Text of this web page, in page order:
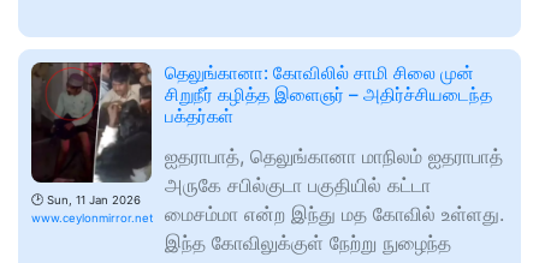
🕑 Sun, 11 Jan 2026
www.ceylonmirror.net
தெலுங்கானா: கோவிலில் சாமி சிலை முன்
சிறுநீர் கழித்த இளைஞர் – அதிர்ச்சியடைந்த
பக்தர்கள்
ஐதராபாத், தெலுங்கானா மாநிலம் ஐதராபாத்
அருகே சபில்குடா பகுதியில் கட்டா
மைசம்மா என்ற இந்து மத கோவில் உள்ளது.
இந்த கோவிலுக்குள் நேற்று நுழைந்த